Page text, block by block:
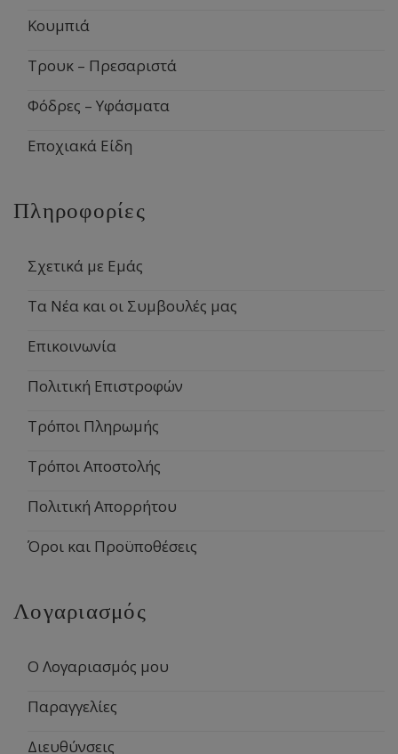
Κουμπιά
Τρουκ – Πρεσαριστά
Φόδρες – Υφάσματα
Εποχιακά Είδη
Πληροφορίες
Σχετικά με Εμάς
Τα Νέα και οι Συμβουλές μας
Επικοινωνία
Πολιτική Επιστροφών
Τρόποι Πληρωμής
Τρόποι Αποστολής
Πολιτική Απορρήτου
Όροι και Προϋποθέσεις
Λογαριασμός
Ο Λογαριασμός μου
Παραγγελίες
Διευθύνσεις